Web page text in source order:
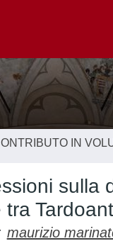
IN
sulla
maurizio